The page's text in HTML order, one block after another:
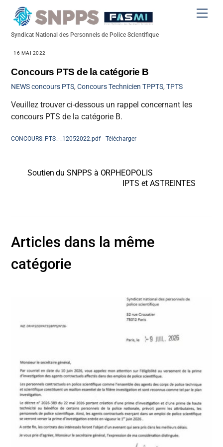
Syndicat National des Personnels de Police Scientifique
16 MAI 2022
Concours PTS de la catégorie B
NEWS concours PTS,Concours Technicien TPPTS,TPTS
Veuillez trouver ci-dessous un rappel concernant les
concours PTS de la catégorie B.
CONCOURS_PTS_-_12052022.pdf Télécharger
Soutien du SNPPS à ORPHEOPOLIS
IPTS et ASTREINTES
Articles dans la même
catégorie